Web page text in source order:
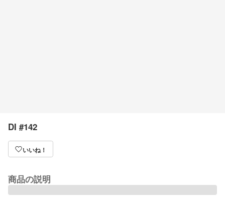
DI #142
いいね！
商品の説明